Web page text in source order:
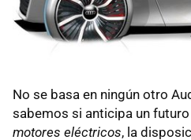
No se basa en ningún otro
sabemos si anticipa un
motores eléctricos, la